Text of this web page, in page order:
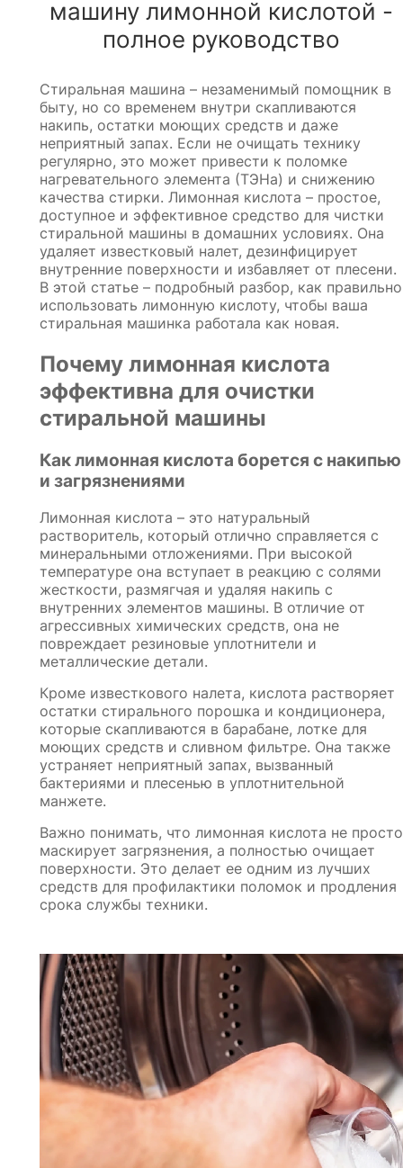
машину лимонной кислотой -
полное руководство
Стиральная машина – незаменимый помощник в
быту, но со временем внутри скапливаются
накипь, остатки моющих средств и даже
неприятный запах. Если не очищать технику
регулярно, это может привести к поломке
нагревательного элемента (ТЭНа) и снижению
качества стирки. Лимонная кислота – простое,
доступное и эффективное средство для чистки
стиральной машины в домашних условиях. Она
удаляет известковый налет, дезинфицирует
внутренние поверхности и избавляет от плесени.
В этой статье – подробный разбор, как правильно
использовать лимонную кислоту, чтобы ваша
стиральная машинка работала как новая.
Почему лимонная кислота
эффективна для очистки
стиральной машины
Как лимонная кислота борется с накипью
и загрязнениями
Лимонная кислота – это натуральный
растворитель, который отлично справляется с
минеральными отложениями. При высокой
температуре она вступает в реакцию с солями
жесткости, размягчая и удаляя накипь с
внутренних элементов машины. В отличие от
агрессивных химических средств, она не
повреждает резиновые уплотнители и
металлические детали.
Кроме известкового налета, кислота растворяет
остатки стирального порошка и кондиционера,
которые скапливаются в барабане, лотке для
моющих средств и сливном фильтре. Она также
устраняет неприятный запах, вызванный
бактериями и плесенью в уплотнительной
манжете.
Важно понимать, что лимонная кислота не просто
маскирует загрязнения, а полностью очищает
поверхности. Это делает ее одним из лучших
средств для профилактики поломок и продления
срока службы техники.